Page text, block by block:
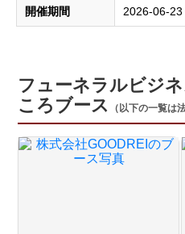
開催期間 2026-06-
フューネラルビジ
ころブース
（以下の一覧は